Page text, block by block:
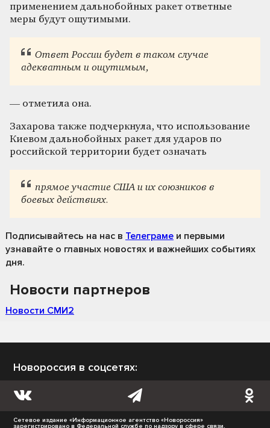
применением дальнобойных ракет ответные
меры будут ощутимыми.
Ответ России будет в таком случае
адекватным и ощутимым,
— отметила она.
Захарова также подчеркнула, что использование
Киевом дальнобойных ракет для ударов по
российской территории будет означать
прямое участие США и их союзников в
боевых действиях.
Подписывайтесь на нас в Телеграме и первыми
узнавайте о главных новостях и важнейших событиях
дня.
Новости партнеров
Новости СМИ2
Новороссия в соцсетях:
Сетевое издание «Информационное агентство «Новороссия»
зарегистрировано в Федеральной службе по надзору в сфере связи,